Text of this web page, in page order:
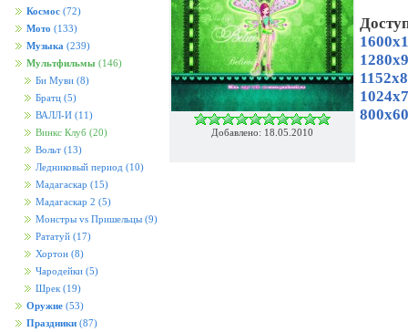
Космос (72)
Мото (133)
Музыка (239)
Мультфильмы (146)
Би Муви (8)
Братц (5)
ВАЛЛ-И (11)
Винкс Клуб (20)
Вольт (13)
Ледниковый период (10)
Мадагаскар (15)
Мадагаскар 2 (5)
Монстры vs Пришельцы (9)
Рататуй (17)
Хортон (8)
Чародейки (5)
Шрек (19)
Оружие (53)
Праздники (87)
Добавлено: 18.05.2010